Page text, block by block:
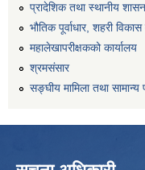
प्रादेशिक तथा स्थानीय
भौतिक पूर्वाधार, शहरी
महालेखापरीक्षकको कार्यालय
श्रमसंसार
सङ्घीय मामिला तथा